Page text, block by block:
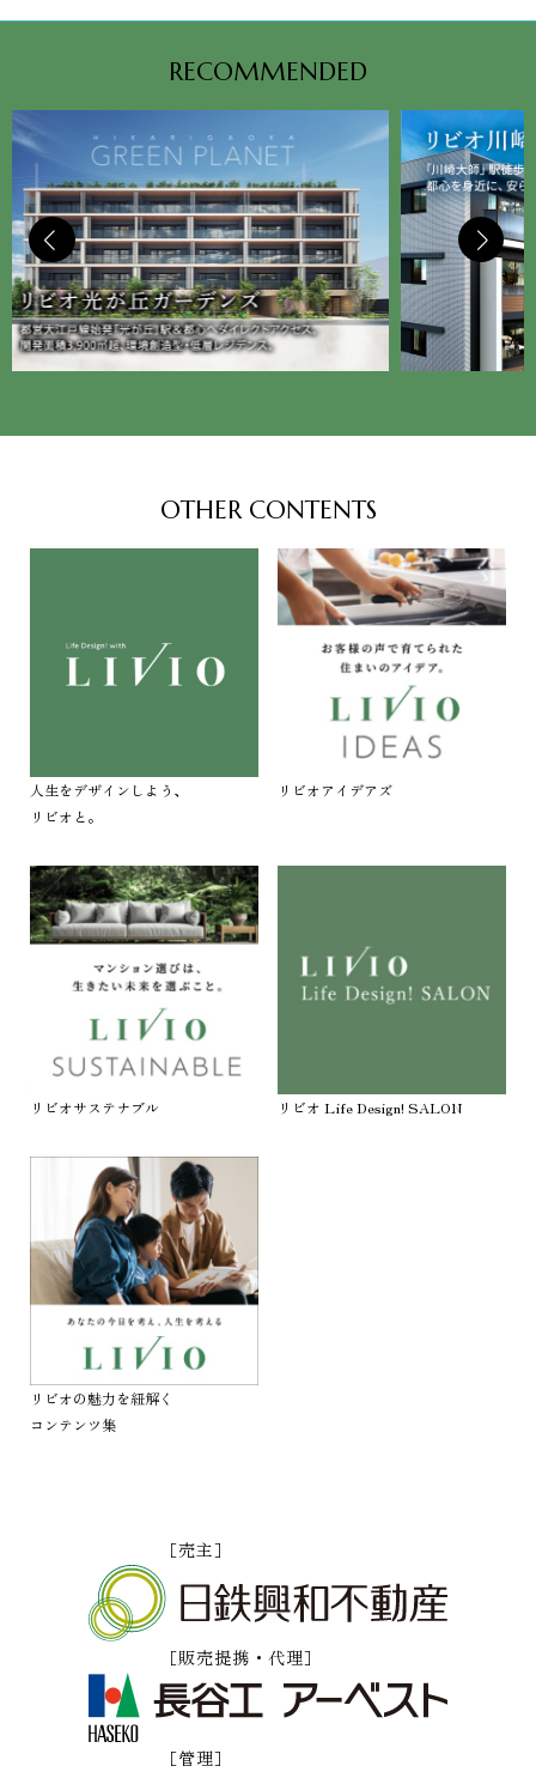
RECOMMENDED
OTHER CONTENTS
人生をデザインしよう、
リビオと。
リビオアイデアズ
リビオサステナブル リビオ Life Design! SALON
リビオの魅力を紐解く
コンテンツ集
［売主］
［販売提携・代理］
［管理］